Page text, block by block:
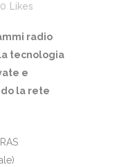
0 Likes
radio
tecnologia
e
la rete